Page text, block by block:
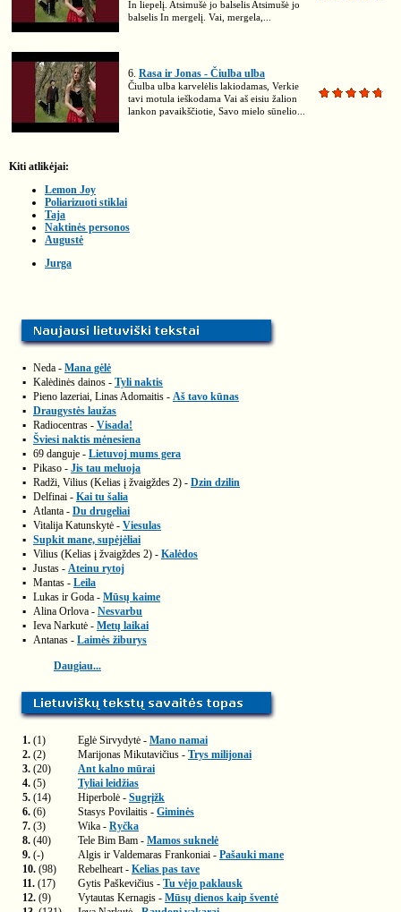
In liepelį. Atsimušė jo balselis Atsimušė jo
balselis In mergelį. Vai, mergela,...
6. Rasa ir Jonas - Čiulba ulba
Čiulba ulba karvelėlis lakiodamas, Verkie
tavi motula ieškodama Vai aš eisiu žalion
lankon pavaikščiotie, Savo mielo sūnelio...
Kiti atlikėjai:
Lemon Joy
Poliarizuoti stiklai
Taja
Naktinės personos
Augustė
Jurga
▪ Neda - Mana gėlė
▪ Kalėdinės dainos - Tyli naktis
▪ Pieno lazeriai, Linas Adomaitis - Aš tavo kūnas
▪ Draugystės laužas
▪ Radiocentras - Visada!
▪ Šviesi naktis mėnesiena
▪ 69 danguje - Lietuvoj mums gera
▪ Pikaso - Jis tau meluoja
▪ Radži, Vilius (Kelias į žvaigždes 2) - Dzin dzilin
▪ Delfinai - Kai tu šalia
▪ Atlanta - Du drugeliai
▪ Vitalija Katunskytė - Viesulas
▪ Supkit mane, supėjėliai
▪ Vilius (Kelias į žvaigždes 2) - Kalėdos
▪ Justas - Ateinu rytoj
▪ Mantas - Leila
▪ Lukas ir Goda - Mūsų kaime
▪ Alina Orlova - Nesvarbu
▪ Ieva Narkutė - Metų laikai
▪ Antanas - Laimės žiburys
Daugiau...
1. (1) Eglė Sirvydytė - Mano namai
2. (2) Marijonas Mikutavičius - Trys milijonai
3. (20)
Ant kalno mūrai
4. (5)
Tyliai leidžias
5. (14) Hiperbolė - Sugrįžk
6. (6) Stasys Povilaitis - Giminės
7. (3) Wika - Ryčka
8. (40) Tele Bim Bam - Mamos suknelė
9. (-) Algis ir Valdemaras Frankoniai - Pašauki mane
10. (98) Rebelheart - Kelias pas tave
11. (17) Gytis Paškevičius - Tu vėjo paklausk
12. (9) Vytautas Kernagis - Mūsų dienos kaip šventė